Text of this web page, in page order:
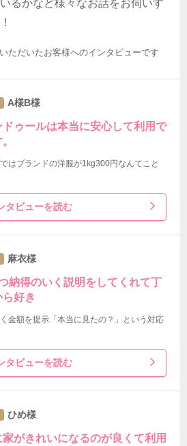
るかなど様々なお話をお伺いす
ただいたお客様へのインタビューです
A様B様
ドゥールは本当に安心して利用で
はブランドの洋服が1kg300円なんてこと
タビューを読む
麻衣様
納得のいく説明をしてくれて丁
好き
金額を提示「本当に見たの？」という対応
タビューを読む
ひめ様
がきれいになるのが良くて利用